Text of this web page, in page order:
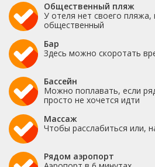
Общественный пляж
У отеля нет своего пляжа,
общественный
Бар
Здесь можно скоротать
Бассейн
Можно поплавать, если
просто не хочется идти
Массаж
Чтобы расслабиться или,
Рядом аэропорт